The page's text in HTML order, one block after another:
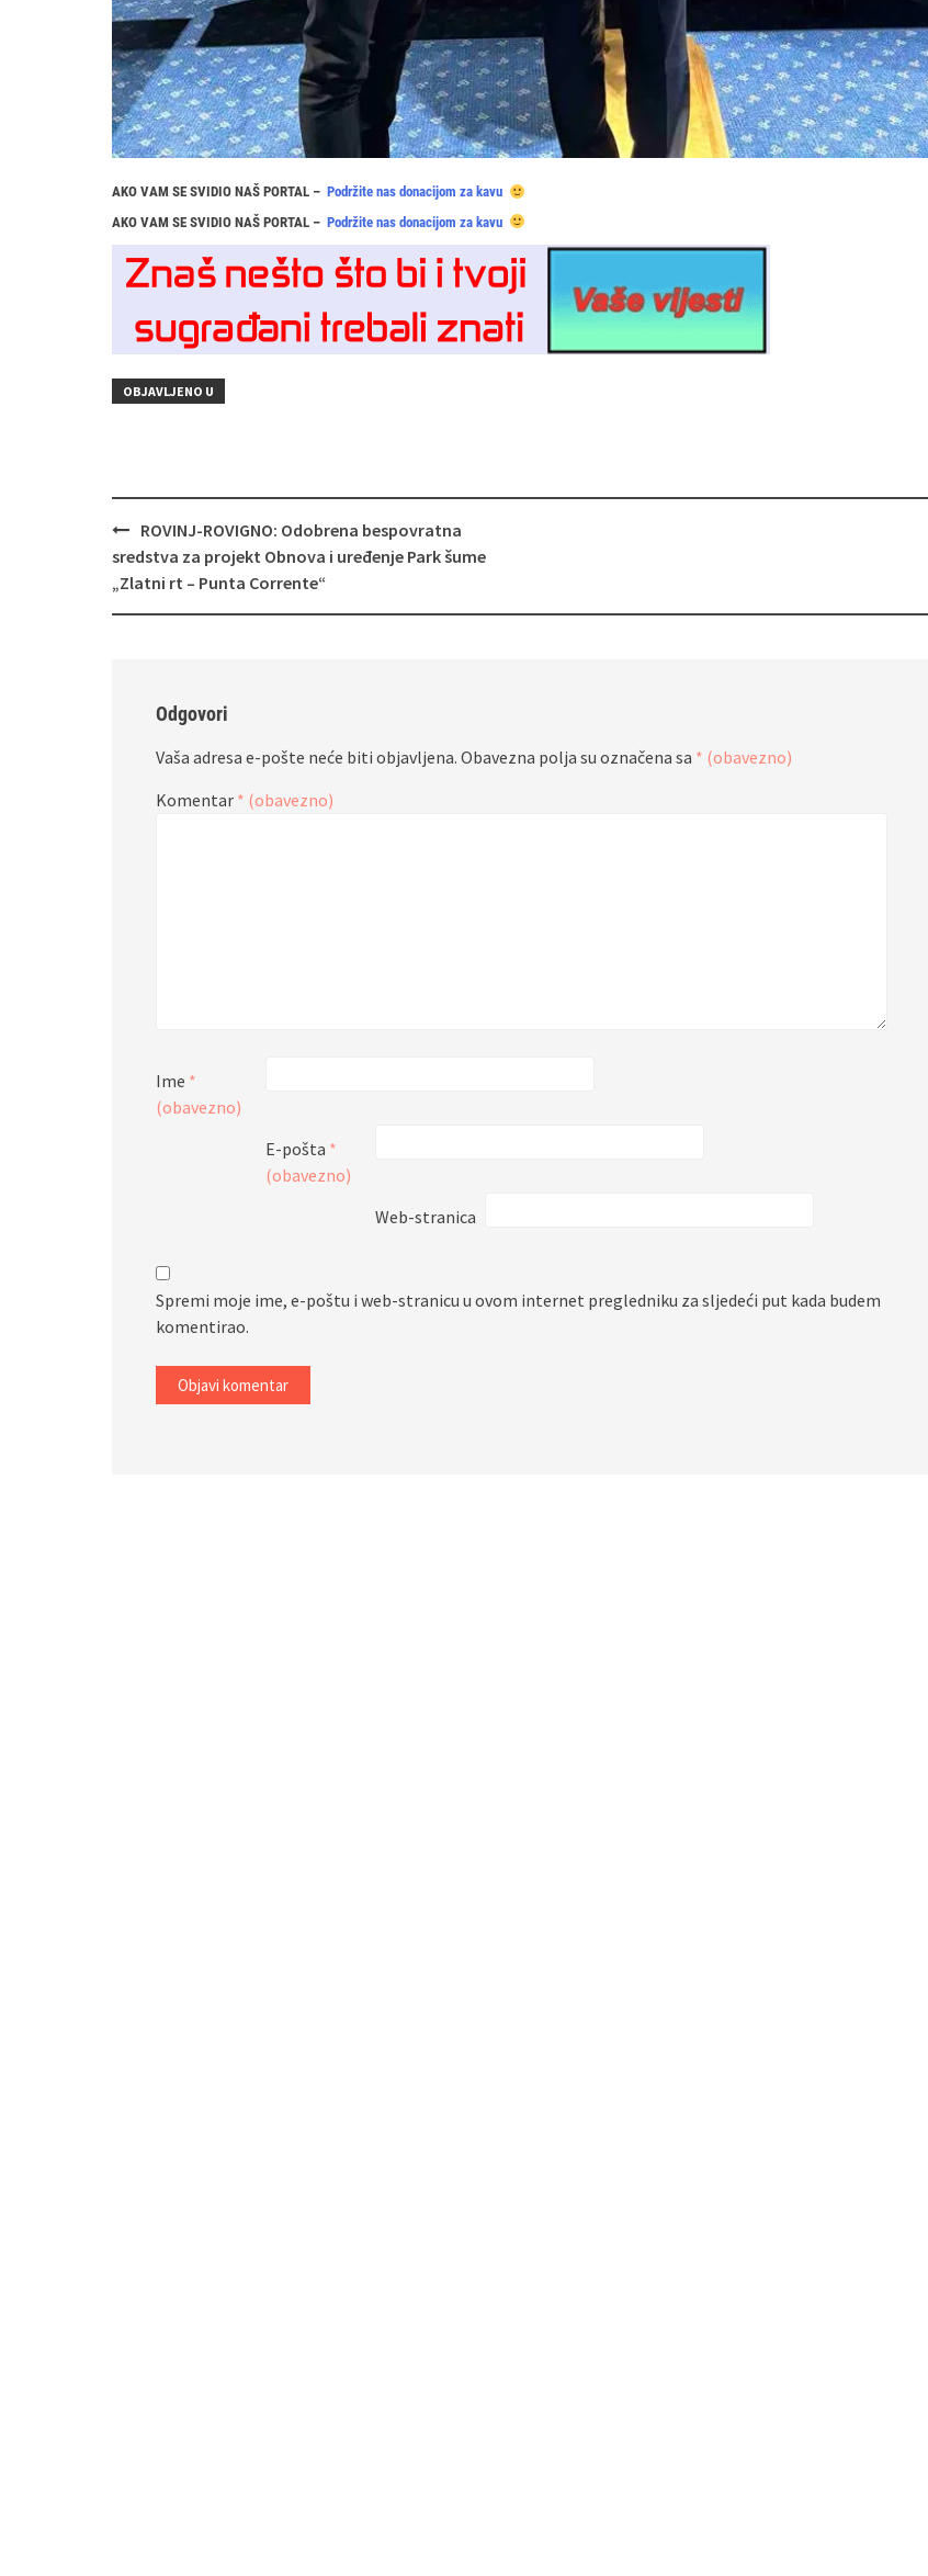
AKO VAM SE SVIDIO NAŠ PORTAL – Podržite nas donacijom za kavu
AKO VAM SE SVIDIO NAŠ PORTAL – Podržite nas donacijom za kavu
OBJAVLJENO U
Navigacija
objava
ROVINJ-ROVIGNO: Odobrena bespovratna
sredstva za projekt Obnova i uređenje Park šume
„Zlatni rt – Punta Corrente“
Odgovori
Vaša adresa e-pošte neće biti objavljena. Obavezna polja su označena sa * (obavezno)
Komentar * (obavezno)
Ime *
(obavezno)
E-pošta *
(obavezno)
Web-stranica
Spremi moje ime, e-poštu i web-stranicu u ovom internet pregledniku za sljedeći put kada budem
komentirao.